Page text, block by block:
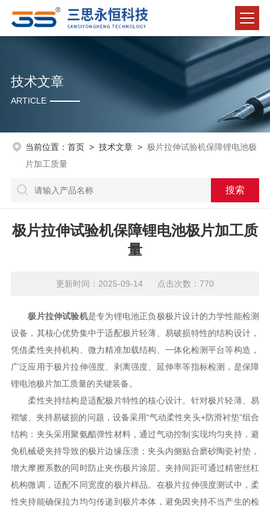
技术文章
ARTICLE
当前位置： 首页> 技术文章> 极片拉伸试验机保障锂电池极
片加工质量
极片拉伸试验机保障锂电池极片加工质
量
更新时间：2025-09-14 点击次数：770
极片拉伸试验机是专为锂电池正负极极片设计的力学性能检测
设备，其核心优势集中于适配极片轻薄、易破损特性的结构设计，
凭借柔性夹持机构、微力精准加载结构、一体化检测平台等构造，
广泛应用于极片拉伸强度、剥离强度、延伸率等指标检测，是保障
锂电池极片加工质量的关键装备。​
柔性夹持结构是适配极片特性的核心设计。针对极片轻薄、易
褶皱、夹持易破损的问题，设备采用“气动柔性夹头+防滑衬垫”组合
结构：夹头采用聚氨酯弹性材料，通过气动控制实现均匀夹持，避
免机械硬夹持导致的极片边缘压溃；夹头内侧贴合磨砂陶瓷衬垫，
增大摩擦系数的同时防止夹伤极片涂层。夹持间距可通过精密丝杠
机构微调，适配不同宽度的极片样品。在极片拉伸强度测试中，柔
性夹持能确保拉力均匀传递到极片本体，避免因夹持不当产生的检